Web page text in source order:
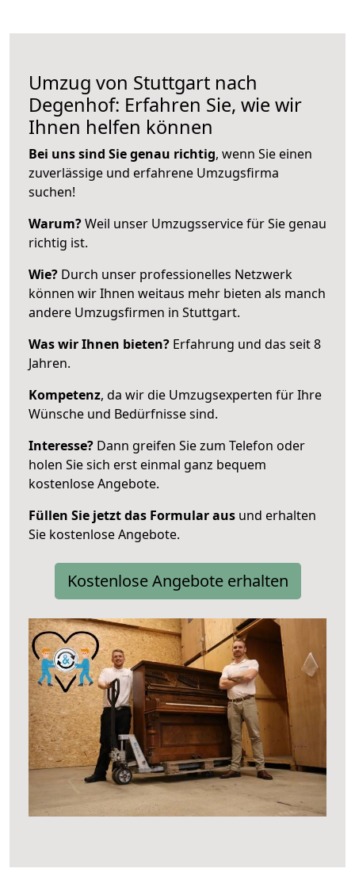
Umzug von Stuttgart nach
Degenhof: Erfahren Sie, wie wir
Ihnen helfen können
Bei uns sind Sie genau richtig, wenn Sie einen
zuverlässige und erfahrene Umzugsfirma
suchen!
Warum?Weil unser Umzugsservice für Sie genau
richtig ist.
Wie? Durch unser professionelles Netzwerk
können wir Ihnen weitaus mehr bieten als manch
andere Umzugsfirmen in Stuttgart.
Was wir Ihnen bieten? Erfahrung und das seit 8
Jahren.
Kompetenz, da wir die Umzugsexperten für Ihre
Wünsche und Bedürfnisse sind.
Interesse? Dann greifen Sie zum Telefon oder
holen Sie sich erst einmal ganz bequem
kostenlose Angebote.
Füllen Sie jetzt das Formular aus und erhalten
Sie kostenlose Angebote.
Kostenlose Angebote erhalten